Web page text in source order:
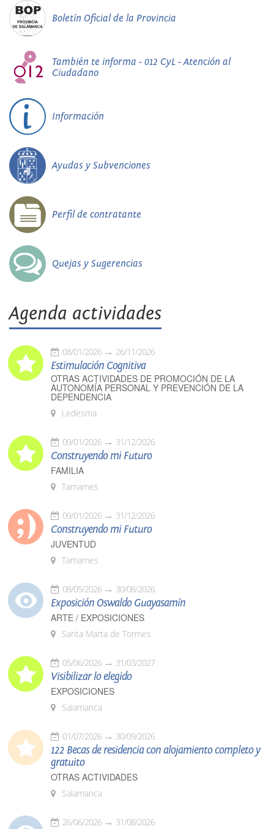
Boletín Oficial de la Provincia
También te informa - 012 CyL - Atención al
Ciudadano
Información
Ayudas y Subvenciones
Perfil de contratante
Quejas y Sugerencias
Agenda actividades
08/01/2026 26/11/2026
Estimulación Cognitiva
OTRAS ACTIVIDADES DE PROMOCIÓN DE LA
AUTONOMÍA PERSONAL Y PREVENCIÓN DE LA
DEPENDENCIA
Ledesma
09/01/2026 31/12/2026
Construyendo mi Futuro
FAMILIA
Tamames
09/01/2026 31/12/2026
Construyendo mi Futuro
JUVENTUD
Tamames
08/05/2026 30/08/2026
Exposición Oswaldo Guayasamín
ARTE / EXPOSICIONES
Santa Marta de Tormes
05/06/2026 31/03/2027
Visibilizar lo elegido
EXPOSICIONES
Salamanca
01/07/2026 30/09/2026
122 Becas de residencia con alojamiento completo y
gratuito
OTRAS ACTIVIDADES
Salamanca
26/06/2026 31/08/2026